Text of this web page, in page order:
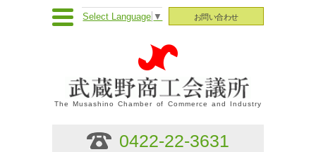
お問い合わせ
Select Language ▼
The Musashino Chamber of Commerce and Industry
0422-22-3631